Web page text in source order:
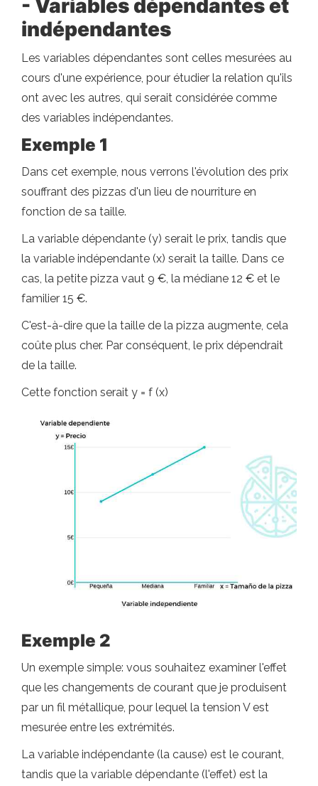
- Variables dépendantes et
indépendantes
Les variables dépendantes sont celles mesurées au
cours d'une expérience, pour étudier la relation qu'ils
ont avec les autres, qui serait considérée comme
des variables indépendantes.
Exemple 1
Dans cet exemple, nous verrons l'évolution des prix
souffrant des pizzas d'un lieu de nourriture en
fonction de sa taille.
La variable dépendante (y) serait le prix, tandis que
la variable indépendante (x) serait la taille. Dans ce
cas, la petite pizza vaut 9 €, la médiane 12 € et le
familier 15 €.
C'est-à-dire que la taille de la pizza augmente, cela
coûte plus cher. Par conséquent, le prix dépendrait
de la taille.
Cette fonction serait y = f (x)
Exemple 2
Un exemple simple: vous souhaitez examiner l'effet
que les changements de courant que je produisent
par un fil métallique, pour lequel la tension V est
mesurée entre les extrémités.
La variable indépendante (la cause) est le courant,
tandis que la variable dépendante (l'effet) est la